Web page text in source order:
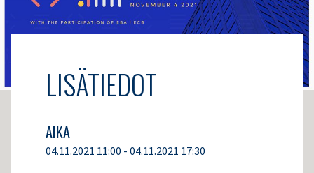
LISÄTIEDOT
AIKA
04.11.2021 11:00 - 04.11.2021 17:30